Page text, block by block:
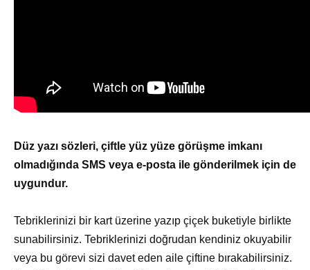
Düz yazı sözleri, çiftle yüz yüze görüşme imkanı
olmadığında SMS veya e-posta ile gönderilmek için de
uygundur.
Tebriklerinizi bir kart üzerine yazıp çiçek buketiyle birlikte
sunabilirsiniz. Tebriklerinizi doğrudan kendiniz okuyabilir
veya bu görevi sizi davet eden aile çiftine bırakabilirsiniz.